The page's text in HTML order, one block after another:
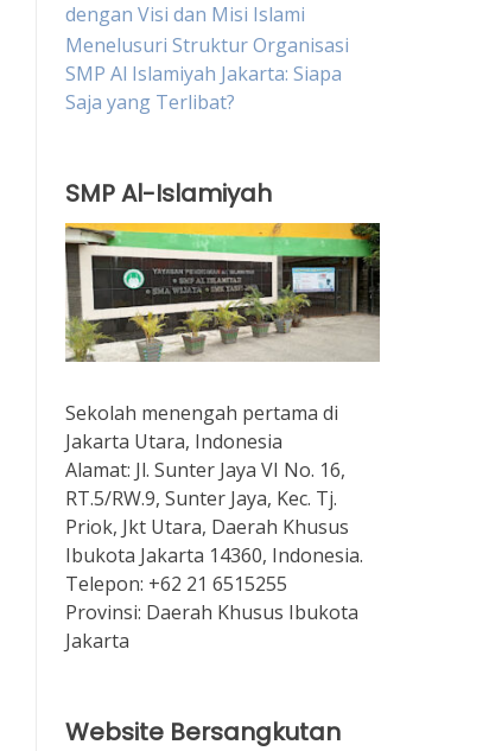
dengan Visi dan Misi Islami
Menelusuri Struktur Organisasi
SMP Al Islamiyah Jakarta: Siapa
Saja yang Terlibat?
SMP Al-Islamiyah
Sekolah menengah pertama di
Jakarta Utara, Indonesia
Alamat: Jl. Sunter Jaya VI No. 16,
RT.5/RW.9, Sunter Jaya, Kec. Tj.
Priok, Jkt Utara, Daerah Khusus
Ibukota Jakarta 14360, Indonesia.
Telepon: +62 21 6515255
Provinsi: Daerah Khusus Ibukota
Jakarta
Website Bersangkutan